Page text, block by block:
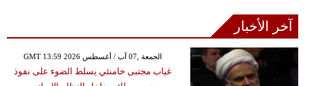
آخر الأخبار
GMT 13:59 2026 الجمعة ,07 آب / أغسطس
غياب مجتبى خامنئي يسلط الضوء على نفوذ